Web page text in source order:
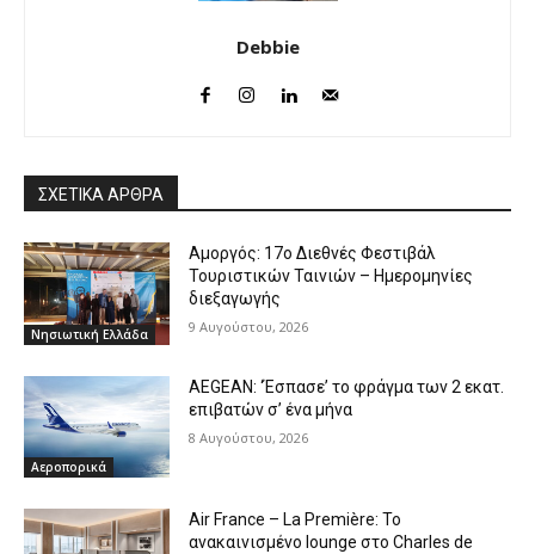
Debbie
ΣΧΕΤΙΚΑ ΑΡΘΡΑ
Νησιωτική Ελλάδα
Αμοργός: 17ο Διεθνές Φεστιβάλ
Τουριστικών Ταινιών – Ημερομηνίες
διεξαγωγής
9 Αυγούστου, 2026
Αεροπορικά
AEGEAN: ‘Έσπασε’ το φράγμα των 2 εκατ.
επιβατών σ’ ένα μήνα
8 Αυγούστου, 2026
Air France – La Première: Το
ανακαινισμένο lounge στο Charles de